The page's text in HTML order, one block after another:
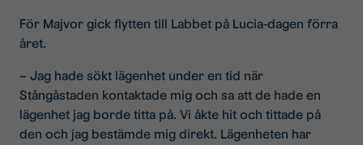
För Majvor gick flytten till Labbet på Lucia-dagen förra
året.
– Jag hade sökt lägenhet under en tid när
Stångåstaden kontaktade mig och sa att de hade en
lägenhet jag borde titta på. Vi åkte hit och tittade på
den och jag bestämde mig direkt. Lägenheten har